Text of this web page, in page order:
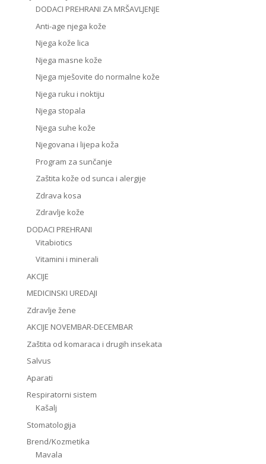
DODACI PREHRANI ZA MRŠAVLJENJE
Anti-age njega kože
Njega kože lica
Njega masne kože
Njega mješovite do normalne kože
Njega ruku i noktiju
Njega stopala
Njega suhe kože
Njegovana i lijepa koža
Program za sunčanje
Zaštita kože od sunca i alergije
Zdrava kosa
Zdravlje kože
DODACI PREHRANI
Vitabiotics
Vitamini i minerali
AKCIJE
MEDICINSKI UREDAJI
Zdravlje žene
AKCIJE NOVEMBAR-DECEMBAR
Zaštita od komaraca i drugih insekata
Salvus
Aparati
Respiratorni sistem
Kašalj
Stomatologija
Brend/Kozmetika
Mavala